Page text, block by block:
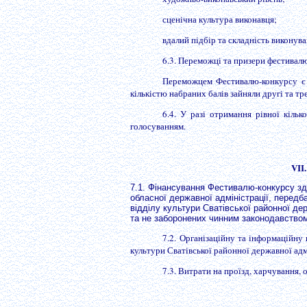
сценічна культура виконавця;
вдалий підбір та складність
6.3. Переможці та призери
Переможцем Фестивалю-конкурсу є
кількістю набраних балів зайняли другі та
6.4. У разі отримання рівної
голосуванням.
7.1. Фінансування Фестивалю-конкурсу
обласної державної адміністрації,
відділу культури Сватівської районної
та не заборонених чинним
7.2. Організаційну та
культури Сватівської районної державної
7.3. Витрати на проїзд, харчування,